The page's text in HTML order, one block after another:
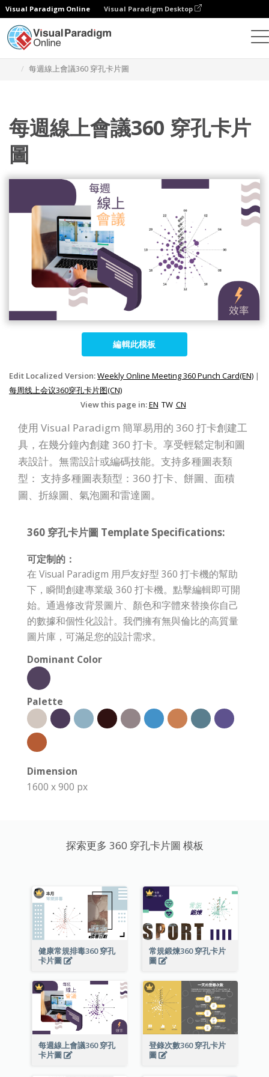
Visual Paradigm Online Visual Paradigm Desktop
每週線上會議360 穿孔卡片圖
每週線上會議360 穿孔卡片
圖
編輯此模板
Edit Localized Version:Weekly Online Meeting 360 Punch Card(EN) |
每周线上会议360穿孔卡片图(CN)
View this page in:EN TW CN
使用 Visual Paradigm 簡單易用的 360 打卡創建工
具，在幾分鐘內創建 360 打卡。享受輕鬆定制和圖
表設計。無需設計或編碼技能。支持多種圖表類
型： 支持多種圖表類型：360 打卡、餅圖、面積
圖、折線圖、氣泡圖和雷達圖。
360 穿孔卡片圖 Template Specifications:
可定制的：
在 Visual Paradigm 用戶友好型 360 打卡機的幫助
下，瞬間創建專業級 360 打卡機。點擊編輯即可開
始。通過修改背景圖片、顏色和字體來替換你自己
的數據和個性化設計。我們擁有無與倫比的高質量
圖片庫，可滿足您的設計需求。
Dominant Color
Palette
Dimension
1600 x 900 px
探索更多 360 穿孔卡片圖 模板
健康常規排毒360 穿孔
卡片圖
常規鍛煉360 穿孔卡片
圖
每週線上會議360 穿孔
卡片圖
登錄次數360 穿孔卡片
圖